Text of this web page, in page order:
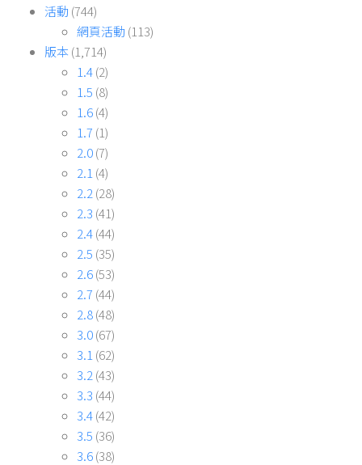
活動 (744)
網頁活動 (113)
版本 (1,714)
1.4(2)
1.5 (8)
1.6(4)
1.7 (1)
2.0(7)
2.1 (4)
2.2 (28)
2.3 (41)
2.4(44)
2.5 (35)
2.6(53)
2.7 (44)
2.8(48)
3.0(67)
3.1 (62)
3.2 (43)
3.3 (44)
3.4(42)
3.5 (36)
3.6(38)